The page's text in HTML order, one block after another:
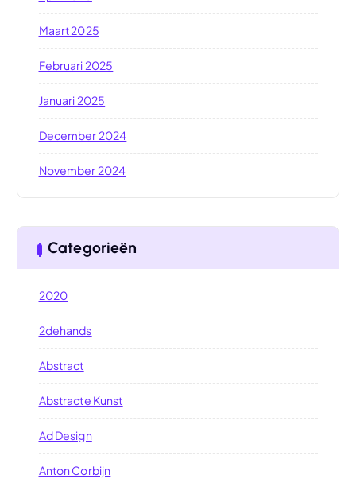
Maart 2025
Februari 2025
Januari 2025
December 2024
November 2024
Categorieën
2020
2dehands
Abstract
Abstracte Kunst
Ad Design
Anton Corbijn